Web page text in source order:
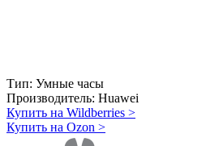
Тип: Умные часы
Производитель: Huawei
Купить на Wildberries >
Купить на Ozon >